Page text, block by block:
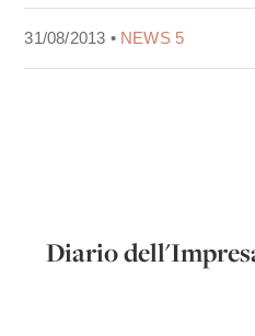
31/08/2013 • NEWS 5
Diario